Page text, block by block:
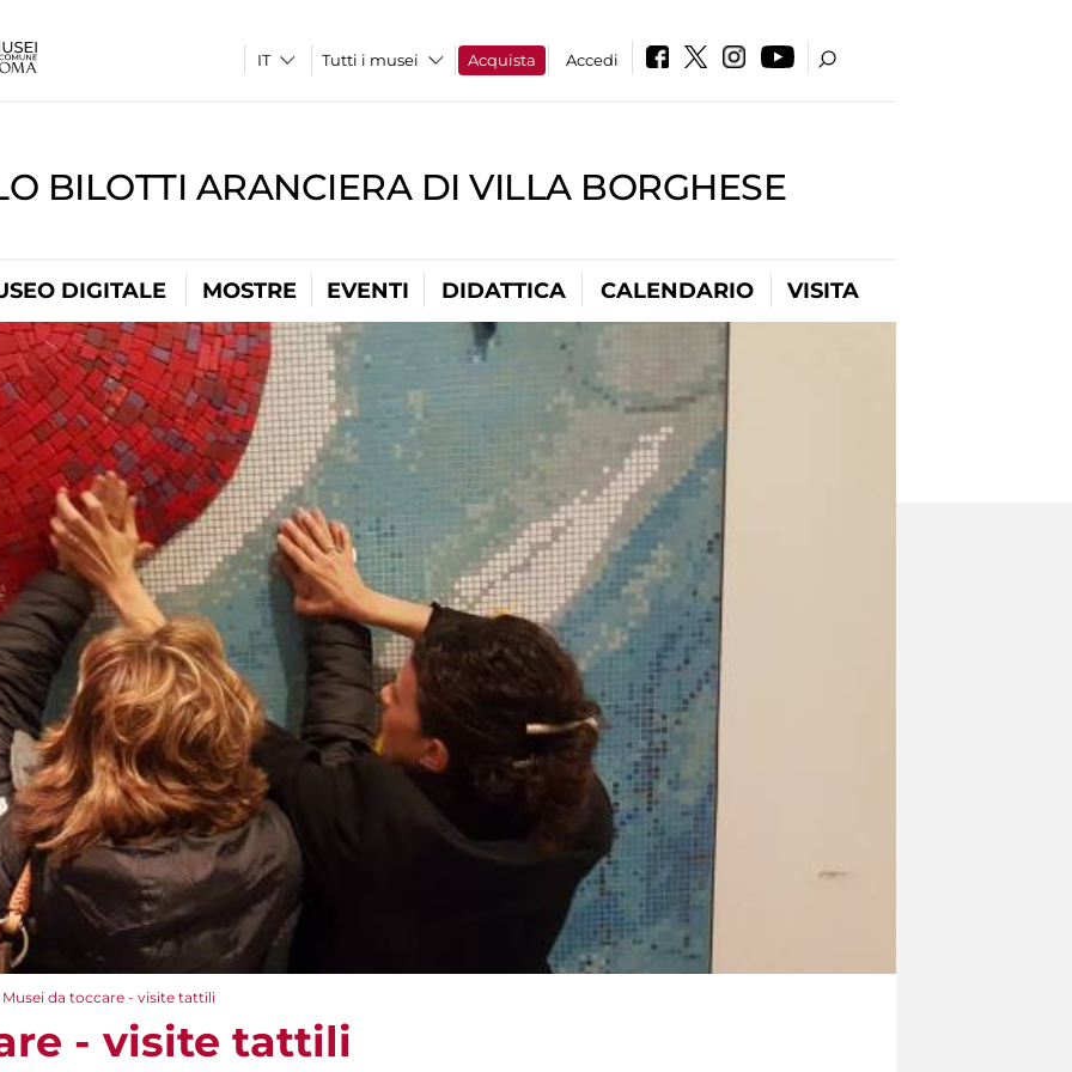
Tutti i musei Acquista Accedi
BILOTTI ARANCIERA DI VILLA BORGHESE
DIGITALE MOSTRE EVENTI DIDATTICA CALENDARIO VISITA
Musei da toccare - visite tattili
- visite tattili